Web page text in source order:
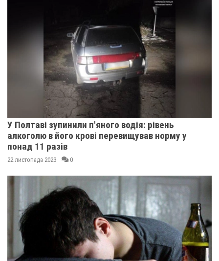
У Полтаві зупинили п'яного водія: рівень
алкоголю в його крові перевищував норму у
понад 11 разів
22 листопада 2023 0